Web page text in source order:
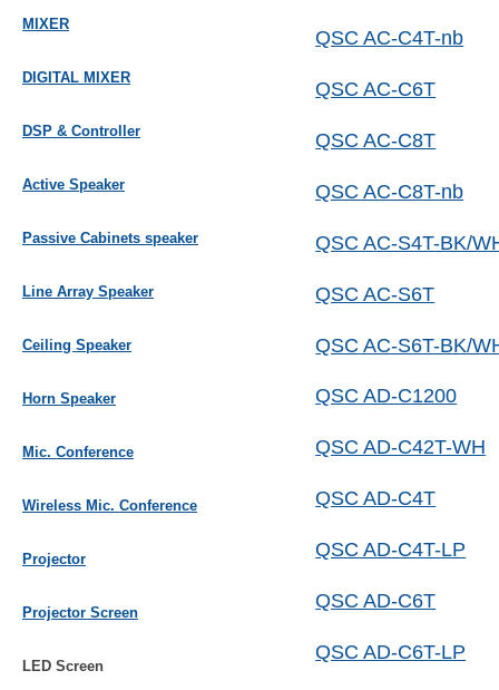
MIXER
DIGITAL MIXER
DSP & Controller
Active Speaker
Passive Cabinets speaker
Line Array Speaker
Ceiling Speaker
Horn Speaker
Mic. Conference
Wireless Mic. Conference
Projector
Projector Screen
LED Screen
QSC AC-C4T-nb
QSC AC-C6T
QSC AC-C8T
QSC AC-C8T-nb
QSC AC-S4T-BK/
QSC AC-S6T
QSC AC-S6T-BK/
QSC AD-C1200
QSC AD-C42T-WH
QSC AD-C4T
QSC AD-C4T-LP
QSC AD-C6T
QSC AD-C6T-LP